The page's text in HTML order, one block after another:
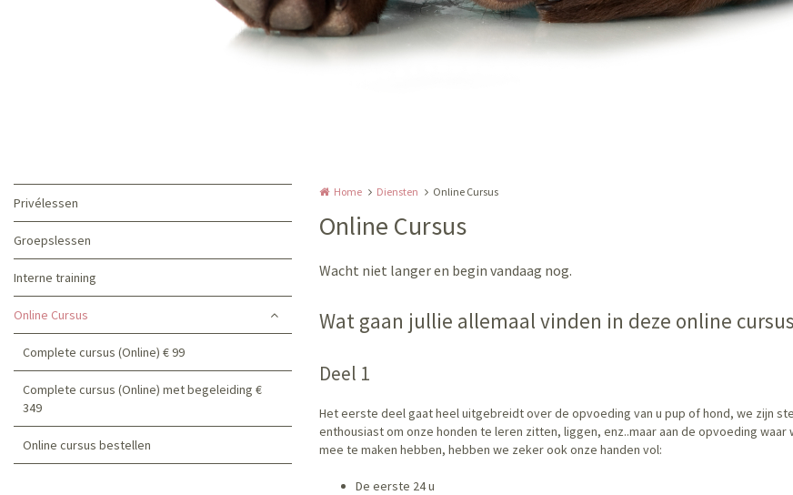
Privélessen
Groepslessen
Interne training
Online Cursus
Complete cursus (Online) € 99
Complete cursus (Online) met begeleiding €
349
Online cursus bestellen
Home Diensten Online Cursus
Online Cursus
Wacht niet langer en begin vandaag nog.
Wat gaan jullie allemaal vinden in deze online cursus
Deel 1
Het eerste deel gaat heel uitgebreidt over de opvoeding van u pup of hond, we zijn
enthousiast om onze honden te leren zitten, liggen, enz..maar aan de opvoeding waar
mee te maken hebben, hebben we zeker ook onze handen vol:
De eerste 24 u